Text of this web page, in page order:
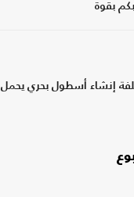
بقوة
إنشاء أسطول بحري يحمل